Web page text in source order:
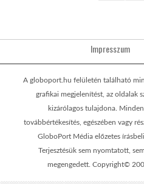
Impresszum
A globoport.hu felületén található
grafikai megjelenítést, az oldalak
kizárólagos tulajdona.
továbbértékesítés, egészében vagy
GloboPort Média előzetes
Terjesztésük sem nyomtatott,
megengedett. Copyright©